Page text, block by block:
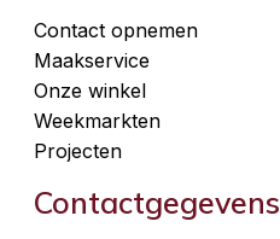
Contact opnemen
Maakservice
Onze winkel
Weekmarkten
Projecten
Contactgegevens